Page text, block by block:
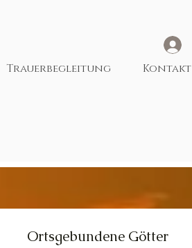
Trauerbegleitung Kontakt
Ortsgebundene Götter